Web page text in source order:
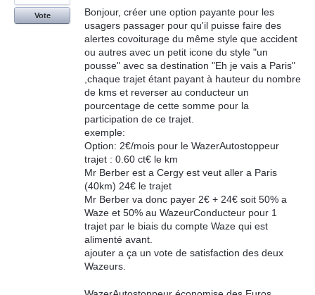
Bonjour, créer une option payante pour les
usagers passager pour qu'il puisse faire des
alertes covoiturage du même style que accident
ou autres avec un petit icone du style "un
pousse" avec sa destination "Eh je vais a Paris"
,chaque trajet étant payant à hauteur du nombre
de kms et reverser au conducteur un
pourcentage de cette somme pour la
participation de ce trajet.
exemple:
Option: 2€/mois pour le WazerAutostoppeur
trajet : 0.60 ct€ le km
Mr Berber est a Cergy est veut aller a Paris
(40km) 24€ le trajet
Mr Berber va donc payer 2€ + 24€ soit 50% a
Waze et 50% au WazeurConducteur pour 1
trajet par le biais du compte Waze qui est
alimenté avant.
ajouter a ça un vote de satisfaction des deux
Wazeurs.
Vote